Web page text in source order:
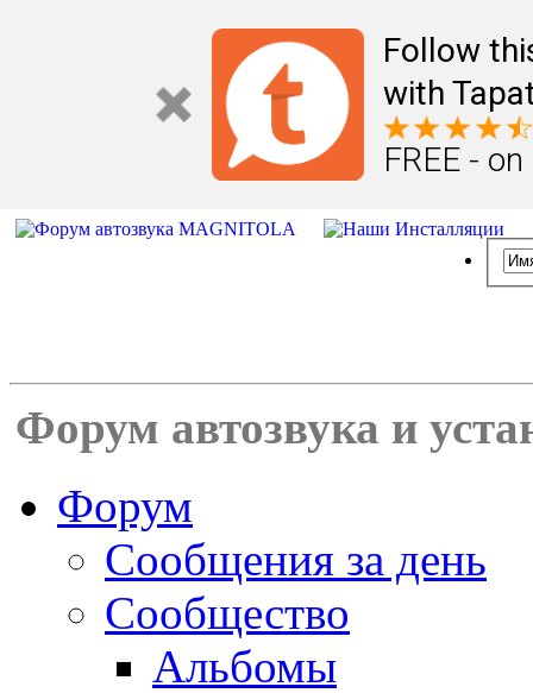
Follow
with
FREE -
Форум автозвука и
Форум
Сообщения за день
Сообщество
Альбомы